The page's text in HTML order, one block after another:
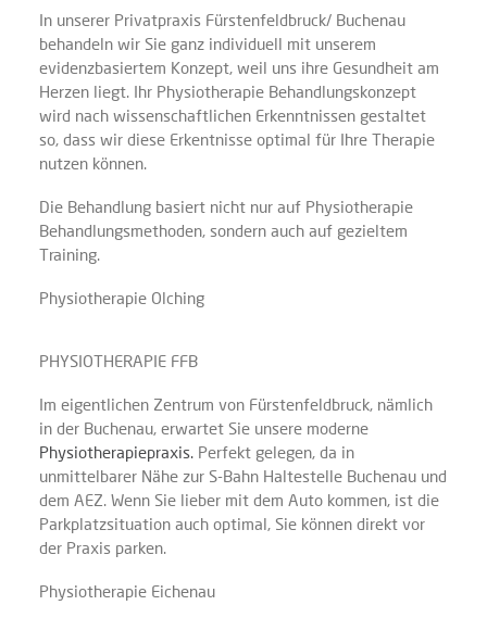
In unserer Privatpraxis Fürstenfeldbruck/ Buchenau
behandeln wir Sie ganz individuell mit unserem
evidenzbasiertem Konzept, weil uns ihre Gesundheit am
Herzen liegt. Ihr Physiotherapie Behandlungskonzept
wird nach wissenschaftlichen Erkenntnissen gestaltet
so, dass wir diese Erkentnisse optimal für Ihre Therapie
nutzen können.
Die Behandlung basiert nicht nur auf Physiotherapie
Behandlungsmethoden, sondern auch auf gezieltem
Training.
Physiotherapie Olching
PHYSIOTHERAPIE FFB
Im eigentlichen Zentrum von Fürstenfeldbruck, nämlich
in der Buchenau, erwartet Sie unsere moderne
Physiotherapiepraxis. Perfekt gelegen, da in
unmittelbarer Nähe zur S-Bahn Haltestelle Buchenau und
dem AEZ. Wenn Sie lieber mit dem Auto kommen, ist die
Parkplatzsituation auch optimal, Sie können direkt vor
der Praxis parken.
Physiotherapie Eichenau